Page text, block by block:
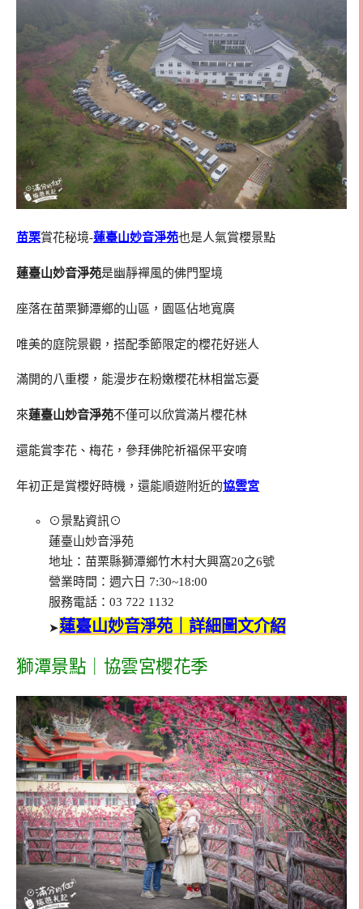
苗栗賞花秘境-蓮臺山妙音淨苑也是人氣賞櫻景點
蓮臺山妙音淨苑是幽靜襌風的佛門聖境
座落在苗栗獅潭鄉的山區，園區佔地寬廣
唯美的庭院景觀，搭配季節限定的櫻花好迷人
滿開的八重櫻，能漫步在粉嫩櫻花林相當忘憂
來蓮臺山妙音淨苑不僅可以欣賞滿片櫻花林
還能賞李花、梅花，參拜佛陀祈福保平安唷
年初正是賞櫻好時機，還能順遊附近的協雲宮
⊙景點資訊⊙
蓮臺山妙音淨苑
地址：苗栗縣獅潭鄉竹木村大興窩20之6號
營業時間：週六日 7:30~18:00
服務電話：03 722 1132
➤蓮臺山妙音淨苑｜詳細圖文介紹
獅潭景點｜協雲宮櫻花季